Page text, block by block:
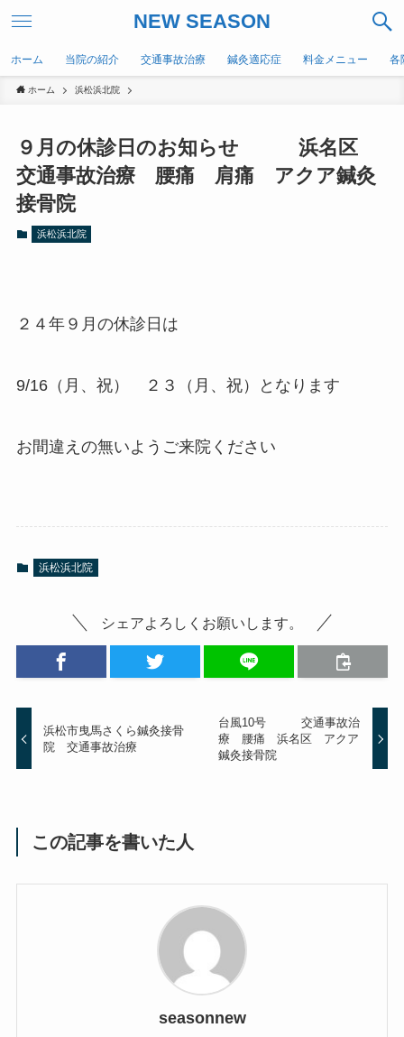
NEW SEASON
ホーム 当院の紹介 交通事故治療 鍼灸適応症 料金メニュー 各
ホーム 浜松浜北院
９月の休診日のお知らせ 浜名区
交通事故治療 腰痛 肩痛 アクア鍼灸
接骨院
浜松浜北院
２４年９月の休診日は
9/16（月、祝） ２３（月、祝）となります
お間違えの無いようご来院ください
浜松浜北院
シェアよろしくお願いします。
浜松市曳馬さくら鍼灸接骨
院 交通事故治療
台風10号 交通事故治
療 腰痛 浜名区 アクア
鍼灸接骨院
この記事を書いた人
seasonnew